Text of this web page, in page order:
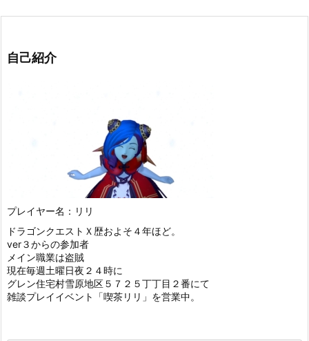
自己紹介
プレイヤー名：リリ
ドラゴンクエストＸ歴およそ４年ほど。
ver３からの参加者
メイン職業は盗賊
現在毎週土曜日夜２４時に
グレン住宅村雪原地区５７２５丁丁目２番にて
雑談プレイイベント「喫茶リリ」を営業中。